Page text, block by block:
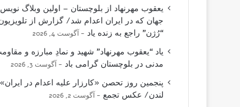
یعقوب مهرنهاد از بلوچستان – اولین وبلاگ نویس
جهان که در ایران اعدام شد/ گزارش از
“رُژن” راجع به زنده یاد
آگوست 4, 2026
یاد “یعقوب مهرنهاد” شهید و نمادِ مبارزه و
مدنی در بلوچستان گرامی باد
آگوست 3, 2026
پنجمین روز تحصن «کارزار علیه اعدام در
لندن/ عکس تجمع
آگوست 2, 2026